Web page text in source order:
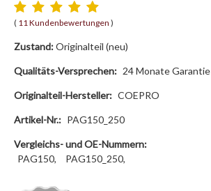
( 11 Kundenbewertungen )
Zustand:Originalteil (neu)
Qualitäts-Versprechen: 24 Monate Garantie
Originalteil-Hersteller: COEPRO
Artikel-Nr.: PAG150_250
Vergleichs- und OE-Nummern:
PAG150,
PAG150_250,